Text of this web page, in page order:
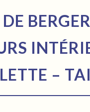
–